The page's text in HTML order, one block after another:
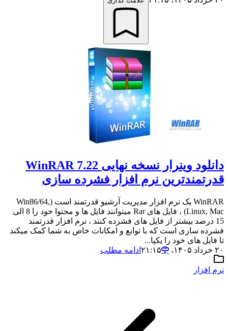
دانلود وینرار نسخه نهایی WinRAR 7.22
قدرتمندترین نرم افزار فشرده سازی
WinRAR یک نرم افزار مدیریت آرشیو قدرتمند است (Win86/64,
Linux, Mac) ، فایل های Rar میتوانند فایل ها و محتوا خود را 8 الی
15 درصد بیشتر از فایل های فشرده کنند ، نرم افزار قدرتمند
فشرده سازی است که با توابع و امکانات خاص به شما کمک میکند
تا فایل های خود را یکپا...
۲۰ خرداد ۱۴۰۵،‏ ۲۱:۱۵
ادامه مطلب
نرم افزار